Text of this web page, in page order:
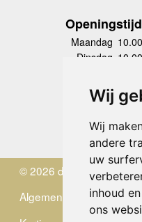
Wij
Wij
andere
uw
inhoud
ons
Maandag
Dinsdag
Donderdag
Vrijdag
© 2026 de Zwerver
Algemene Voorwaarden